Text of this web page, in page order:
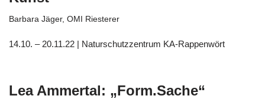
Barbara Jäger, OMI Riesterer
14.10. – 20.11.22 | Naturschutzzentrum KA-Rappenwört
Lea Ammertal: „Form.Sache“